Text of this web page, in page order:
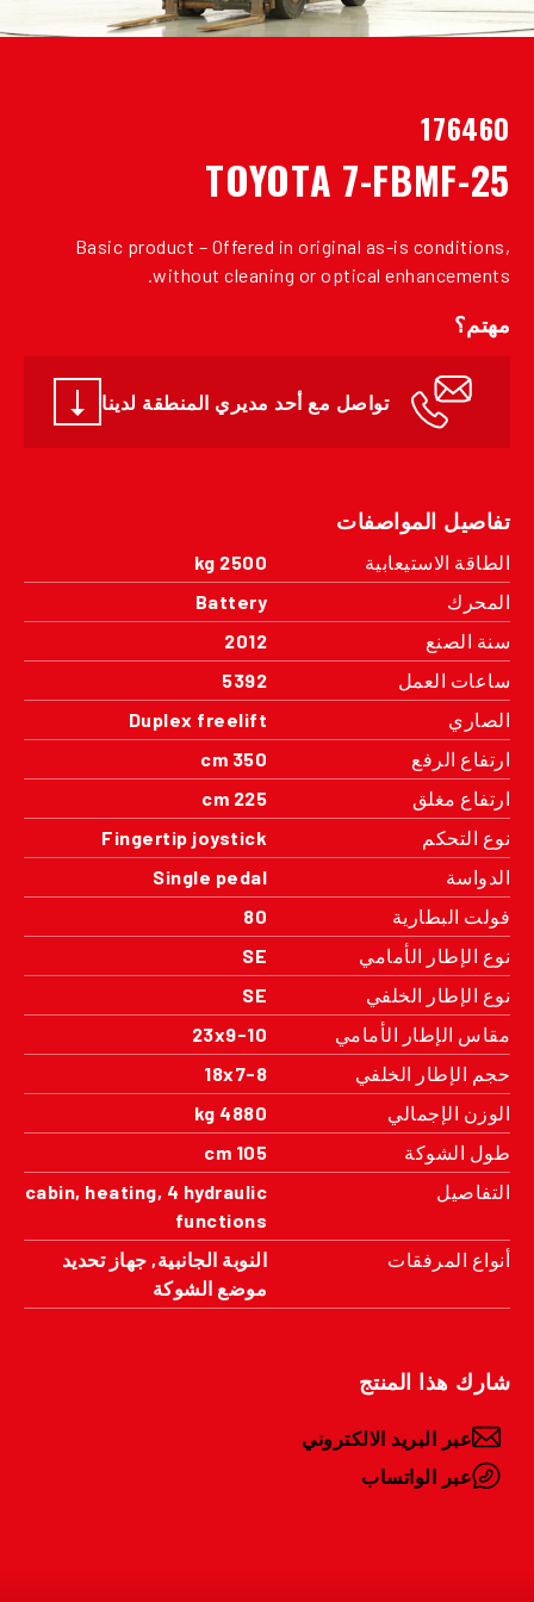
176460
TOYOTA 7-FBMF-25
Basic product – Offered in original as-is conditions,
without cleaning or optical enhancements.
مهتم؟
تواصل مع أحد مديري المنطقة لدينا
تفاصيل المواصفات
الطاقة الاستيعابية
2500 kg
المحرك
Battery
سنة الصنع
2012
ساعات العمل
5392
الصاري
Duplex freelift
ارتفاع الرفع
350 cm
ارتفاع مغلق
225 cm
نوع التحكم
Fingertip joystick
الدواسة
Single pedal
فولت البطارية
80
نوع الإطار الأمامي
SE
نوع الإطار الخلفي
SE
مقاس الإطار الأمامي
23x9-10
حجم الإطار الخلفي
18x7-8
الوزن الإجمالي
4880 kg
طول الشوكة
105 cm
التفاصيل
cabin, heating, 4 hydraulic
functions
أنواع المرفقات
النوبة الجانبية, جهاز تحديد
موضع الشوكة
شارك هذا المنتج
عبر البريد الالكتروني
عبر الواتساب